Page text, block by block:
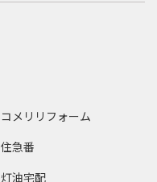
コメリリフォーム
住急番
灯油宅配